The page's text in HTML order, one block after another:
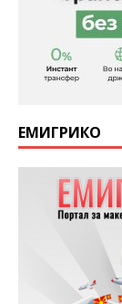
ЕМИГРИКО